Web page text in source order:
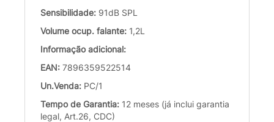
Sensibilidade: 91dB SPL
Volume ocup. falante: 1,2L
Informação adicional:
EAN: 7896359522514
Un.Venda: PC/1
Tempo de Garantia: 12 meses (já inclui garantia
legal, Art.26, CDC)